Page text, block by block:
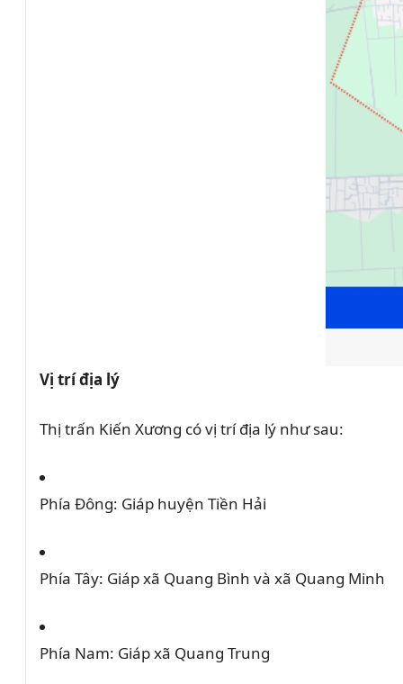
Vị trí địa lý
Thị trấn Kiến Xương có vị trí địa lý như sau:
Phía Đông: Giáp huyện Tiền Hải
Phía Tây: Giáp xã Quang Bình và xã Quang Minh
Phía Nam: Giáp xã Quang Trung